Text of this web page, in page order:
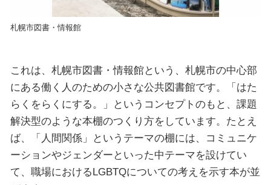
札幌市図書・情報館
これは、札幌市図書・情報館という、札幌市の中心部
にある働く人のための小さな公共図書館です。「はた
らくをらくにする。」というコンセプトのもと、課題
解決型のような本棚のつくり方をしています。たとえ
ば、「人間関係」というテーマの棚には、コミュニケ
ーションやジェンダーといった中テーマを設けてい
て、職場におけるLGBTQについての考えを示す本が並